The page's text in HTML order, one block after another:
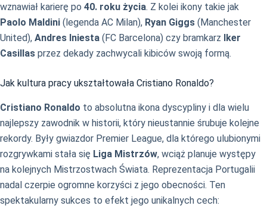
wznawiał karierę po 40. roku życia. Z kolei ikony takie jak
Paolo Maldini (legenda AC Milan), Ryan Giggs (Manchester
United), Andres Iniesta (FC Barcelona) czy bramkarz Iker
Casillas przez dekady zachwycali kibiców swoją formą.
Jak kultura pracy ukształtowała Cristiano Ronaldo?
Cristiano Ronaldo to absolutna ikona dyscypliny i dla wielu
najlepszy zawodnik w historii, który nieustannie śrubuje kolejne
rekordy. Były gwiazdor Premier League, dla którego ulubionymi
rozgrywkami stała się Liga Mistrzów, wciąż planuje występy
na kolejnych Mistrzostwach Świata. Reprezentacja Portugalii
nadal czerpie ogromne korzyści z jego obecności. Ten
spektakularny sukces to efekt jego unikalnych cech: